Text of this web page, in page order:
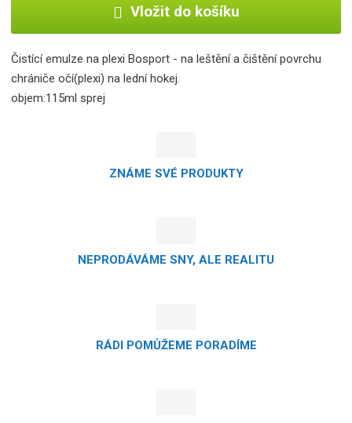
Vložit do košíku
Čistící emulze na plexi Bosport - na leštění a čištění povrchu
chrániče očí(plexi) na lední hokej.
objem:115ml sprej
ZNÁME SVÉ PRODUKTY
NEPRODÁVÁME SNY, ALE REALITU
RÁDI POMŮŽEME PORADÍME